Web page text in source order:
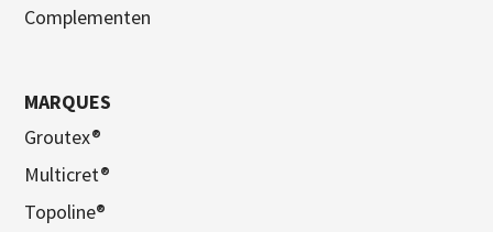
Complementen
MARQUES
Groutex®
Multicret®
Topoline®